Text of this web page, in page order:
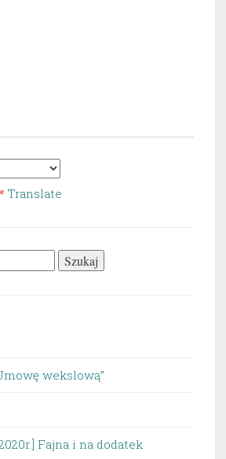
Translate
wekslową”
Fajna i na dodatek